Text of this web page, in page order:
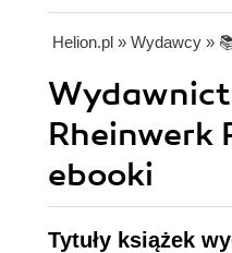
Helion.pl » Wydawcy »
Rheinwerk
ebooki
Tytuły książek